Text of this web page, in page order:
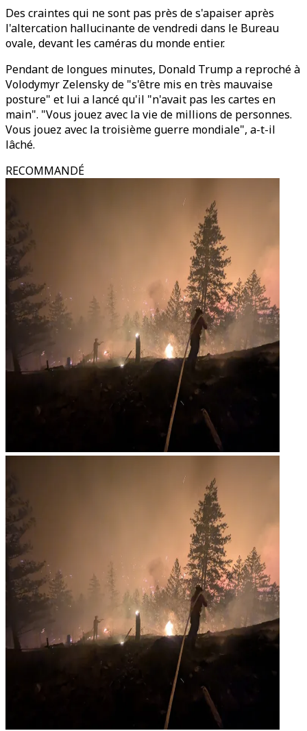
Des craintes qui ne sont pas près de s'apaiser après
l'altercation hallucinante de vendredi dans le Bureau
ovale, devant les caméras du monde entier.
Pendant de longues minutes, Donald Trump a reproché à
Volodymyr Zelensky de "s'être mis en très mauvaise
posture" et lui a lancé qu'il "n'avait pas les cartes en
main". "Vous jouez avec la vie de millions de personnes.
Vous jouez avec la troisième guerre mondiale", a-t-il
lâché.
RECOMMANDÉ